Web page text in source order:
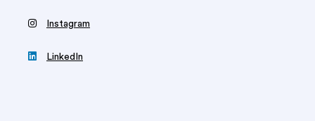
‍ Instagram
 LinkedIn